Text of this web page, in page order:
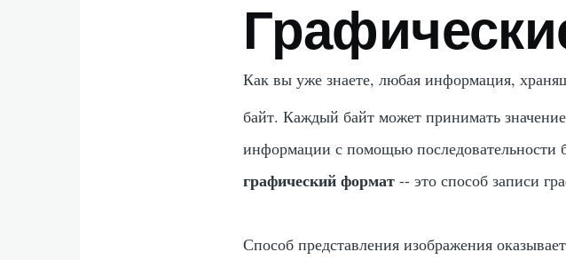
навигации
Как вы уже знаете, любая информация,
байт. Каждый байт может принимать
информации с помощью последовательности
графический формат -- это способ записи
Способ представления изображения